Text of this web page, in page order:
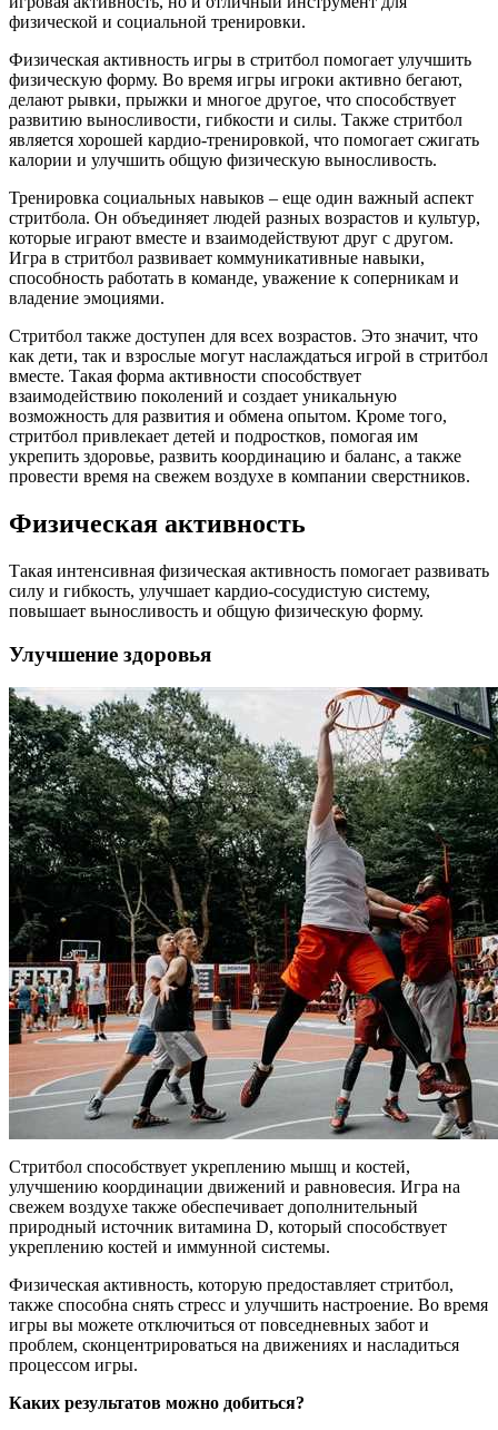
физической и социальной тренировки.
Физическая активность игры в стритбол помогает улучшить
физическую форму. Во время игры игроки активно бегают,
делают рывки, прыжки и многое другое, что способствует
развитию выносливости, гибкости и силы. Также стритбол
является хорошей кардио-тренировкой, что помогает сжигать
калории и улучшить общую физическую выносливость.
Тренировка социальных навыков – еще один важный аспект
стритбола. Он объединяет людей разных возрастов и культур,
которые играют вместе и взаимодействуют друг с другом.
Игра в стритбол развивает коммуникативные навыки,
способность работать в команде, уважение к соперникам и
владение эмоциями.
Стритбол также доступен для всех возрастов. Это значит, что
как дети, так и взрослые могут наслаждаться игрой в стритбол
вместе. Такая форма активности способствует
взаимодействию поколений и создает уникальную
возможность для развития и обмена опытом. Кроме того,
стритбол привлекает детей и подростков, помогая им
укрепить здоровье, развить координацию и баланс, а также
провести время на свежем воздухе в компании сверстников.
Физическая активность
Такая интенсивная физическая активность помогает развивать
силу и гибкость, улучшает кардио-сосудистую систему,
повышает выносливость и общую физическую форму.
Улучшение здоровья
Стритбол способствует укреплению мышц и костей,
улучшению координации движений и равновесия. Игра на
свежем воздухе также обеспечивает дополнительный
природный источник витамина D, который способствует
укреплению костей и иммунной системы.
Физическая активность, которую предоставляет стритбол,
также способна снять стресс и улучшить настроение. Во время
игры вы можете отключиться от повседневных забот и
проблем, сконцентрироваться на движениях и насладиться
процессом игры.
Каких результатов можно добиться?